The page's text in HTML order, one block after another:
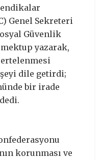
Genel Sekreteri
Güvenlik
mektup yazarak,
dile getirdi;
bir irade
korunması ve